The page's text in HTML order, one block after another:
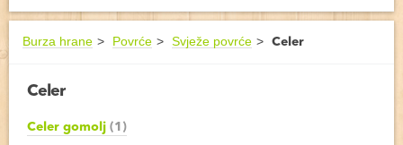
Burza hrane Povrće Svježe povrće Celer
Celer
Celer gomolj (1)